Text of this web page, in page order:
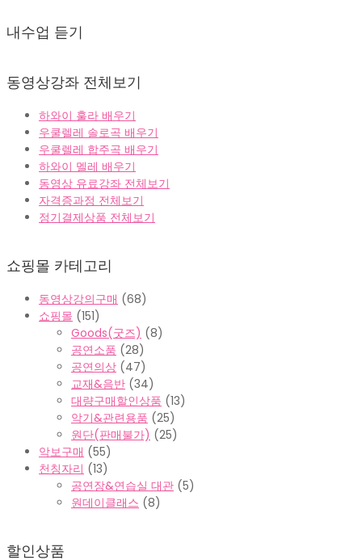
02-
내수업 듣기
동영상강좌 전체보기
하와이 훌라 배우기
우쿨렐레 솔로곡 배우기
우쿨렐레 합주곡 배우기
하와이 멜레 배우기
동영상 유료강좌 전체보기
자격증과정 전체보기
정기결제상품 전체보기
쇼핑몰 카테고리
동영상강의구매 (68)
쇼핑몰 (151)
Goods(굿즈) (8)
공연소품 (28)
공연의상 (47)
교재&음반 (34)
대량구매할인상품 (13)
악기&관련용품 (25)
원단(판매불가) (25)
악보구매 (55)
천칭자리 (13)
공연장&연습실 대관 (5)
원데이클래스 (8)
할인상품